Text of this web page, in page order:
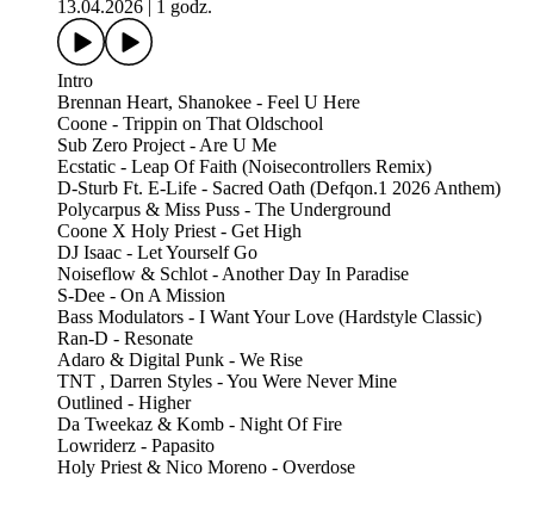
13.04.2026 1 godz.
Intro
Brennan Heart, Shanokee - Feel U Here
Coone - Trippin on That Oldschool
Sub Zero Project - Are U Me
Ecstatic - Leap Of Faith (Noisecontrollers Remix)
D-Sturb Ft. E-Life - Sacred Oath (Defqon.1 2026 Anthem)
Polycarpus & Miss Puss - The Underground
Coone X Holy Priest - Get High
DJ Isaac - Let Yourself Go
Noiseflow & Schlot - Another Day In Paradise
S-Dee - On A Mission
Bass Modulators - I Want Your Love (Hardstyle Classic)
Ran-D - Resonate
Adaro & Digital Punk - We Rise
TNT , Darren Styles - You Were Never Mine
Outlined - Higher
Da Tweekaz & Komb - Night Of Fire
Lowriderz - Papasito
Holy Priest & Nico Moreno - Overdose